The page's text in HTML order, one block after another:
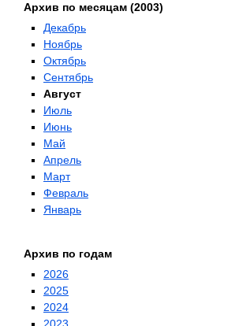
Архив по месяцам (2003)
Декабрь
Ноябрь
Октябрь
Сентябрь
Август
Июль
Июнь
Май
Апрель
Март
Февраль
Январь
Архив по годам
2026
2025
2024